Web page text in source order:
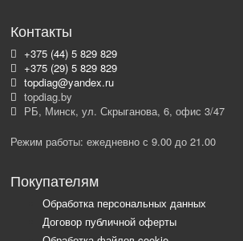
Контакты
+375 (44) 5 829 829
+375 (29) 5 829 829
topdiag@yandex.ru
topdiag.by
РБ, Минск, ул. Скрыганова, 6, офис 3/47
Режим работы: ежедневно с 9.00 до 21.00
Покупателям
Обработка персональных данных
Договор публичной оферты